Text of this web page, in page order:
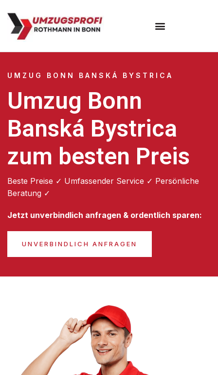
UMZUG BONN BANSKÁ BYSTRICA
Umzug Bonn
Banská Bystrica
zum besten Preis
Beste Preise ✓ Umfassender Service ✓ Persönliche
Beratung ✓
Jetzt unverbindlich anfragen & ordentlich sparen:
UNVERBINDLICH ANFRAGEN